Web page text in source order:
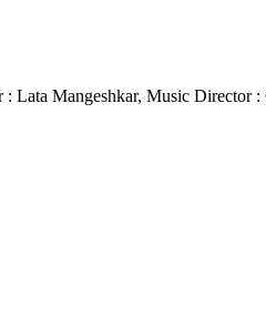
Lata Mangeshkar, Music Director